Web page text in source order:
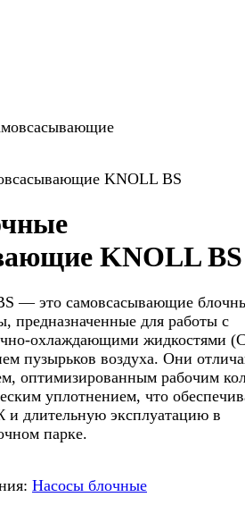
KNOLL BS
KNOLL BS
— это самовсасывающие
предназначенные для работы с
охлаждающими жидкостями
пузырьков воздуха. Они
оптимизированным рабочим
уплотнением, что
длительную эксплуатацию в
парке.​
Насосы блочные